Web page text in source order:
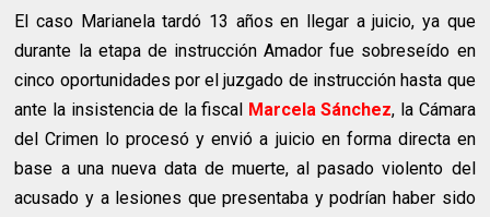
El caso Marianela tardó 13 años en llegar a juicio, ya que
durante la etapa de instrucción Amador fue sobreseído en
cinco oportunidades por el juzgado de instrucción hasta que
ante la insistencia de la fiscal
Marcela Sánchez, la Cámara
del Crimen lo procesó y envió a juicio en forma directa en
base a una nueva data de muerte, al pasado violento del
acusado y a lesiones que presentaba y podrían haber sido